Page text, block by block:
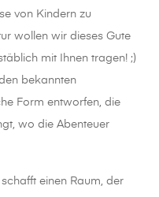
von Kindern zu
wollen wir dieses Gute
mit Ihnen tragen! ;)
bekannten
Form entworfen, die
wo die Abenteuer
einen Raum, der